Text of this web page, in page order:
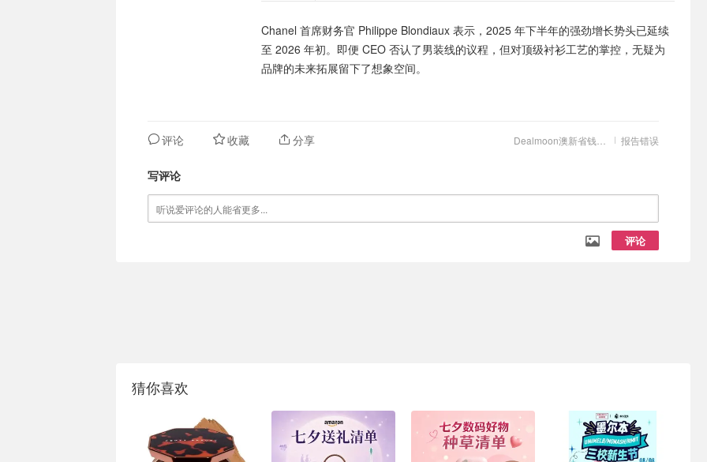
Chanel 首席财务官 Philippe Blondiaux 表示，2025 年下半年的强劲增长势头已延续
至 2026 年初。即便 CEO 否认了男装线的议程，但对顶级衬衫工艺的掌控，无疑为
品牌的未来拓展留下了想象空间。
报告错误
评论 收藏 分享
写评论
评论
猜你喜欢